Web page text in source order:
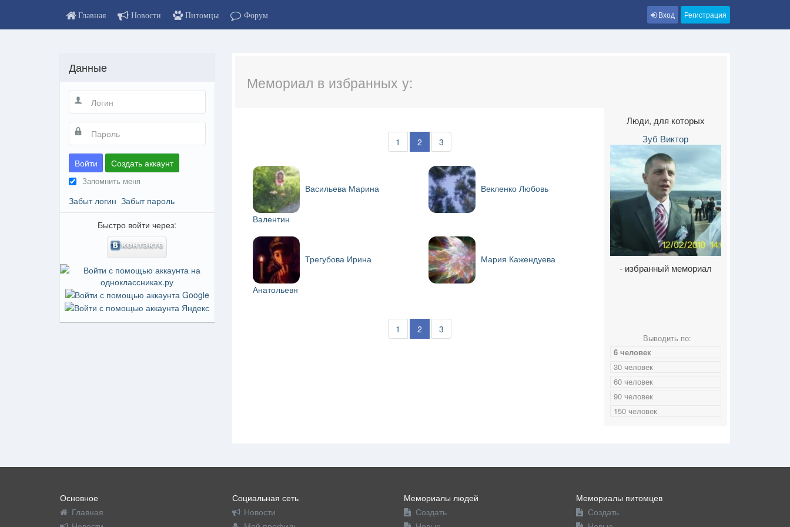
Главная Новости Питомцы Форум Вход Регистрация
Мемориал в избранных у:
1 2 3
Васильева Марина
Валентин
Векленко Любовь
Трегубова Ирина
Анатольевн
Мария Кажендуева
1 2 3
Люди, для которых
Зуб Виктор
- избранный мемориал
Выводить по:
6 человек
30 человек
60 человек
90 человек
150 человек
Данные
Войти Создать аккаунт
Запомнить меня
Забыт логин Забыт пароль
Быстро войти через:
Основное
Главная
Социальная сеть
Новости
Мемориалы людей
Создать
Мемориалы питомцев
Создать